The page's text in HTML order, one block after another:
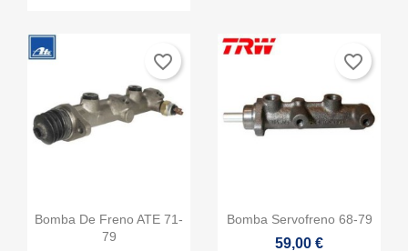
 Vista rápida
Bomba De Freno ATE 71-
79
favorite_border
 Vista rápida
Bomba Servofreno 68-79
59,00 €
favorite_border